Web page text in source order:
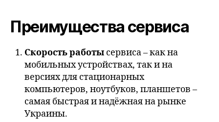
Преимущества сервиса
Скорость работы сервиса – как на
мобильных устройствах, так и на
версиях для стационарных
компьютеров, ноутбуков, планшетов –
самая быстрая и надёжная на рынке
Украины.